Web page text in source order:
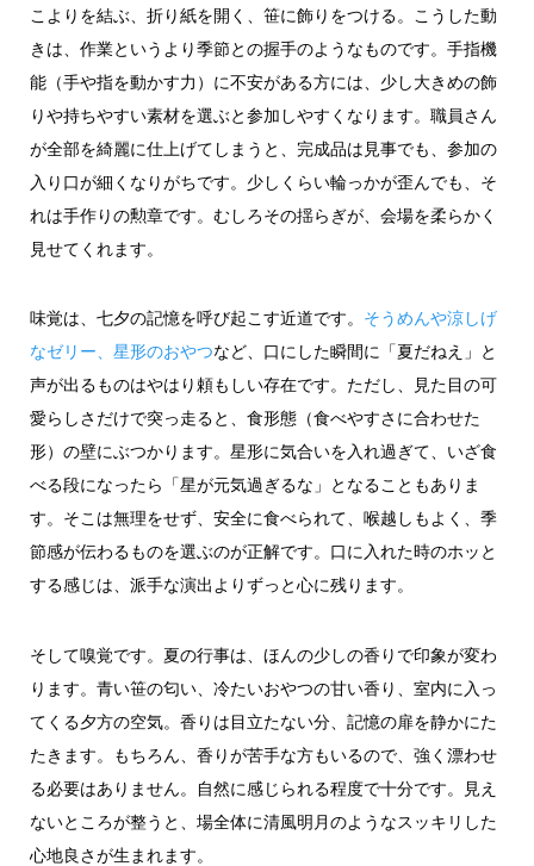
こよりを結ぶ、折り紙を開く、笹に飾りをつける。こうした動
きは、作業というより季節との握手のようなものです。手指機
能（手や指を動かす力）に不安がある方には、少し大きめの飾
りや持ちやすい素材を選ぶと参加しやすくなります。職員さん
が全部を綺麗に仕上げてしまうと、完成品は見事でも、参加の
入り口が細くなりがちです。少しくらい輪っかが歪んでも、そ
れは手作りの勲章です。むしろその揺らぎが、会場を柔らかく
見せてくれます。
味覚は、七夕の記憶を呼び起こす近道です。 そうめんや涼しげ
なゼリー、星形のおやつなど、口にした瞬間に「夏だねえ」と
声が出るものはやはり頼もしい存在です。ただし、見た目の可
愛らしさだけで突っ走ると、食形態（食べやすさに合わせた
形）の壁にぶつかります。星形に気合いを入れ過ぎて、いざ食
べる段になったら「星が元気過ぎるな」となることもありま
す。そこは無理をせず、安全に食べられて、喉越しもよく、季
節感が伝わるものを選ぶのが正解です。口に入れた時のホッと
する感じは、派手な演出よりずっと心に残ります。
そして嗅覚です。夏の行事は、ほんの少しの香りで印象が変わ
ります。青い笹の匂い、冷たいおやつの甘い香り、室内に入っ
てくる夕方の空気。香りは目立たない分、記憶の扉を静かにた
たきます。もちろん、香りが苦手な方もいるので、強く漂わせ
る必要はありません。自然に感じられる程度で十分です。見え
ないところが整うと、場全体に清風明月のようなスッキリした
心地良さが生まれます。